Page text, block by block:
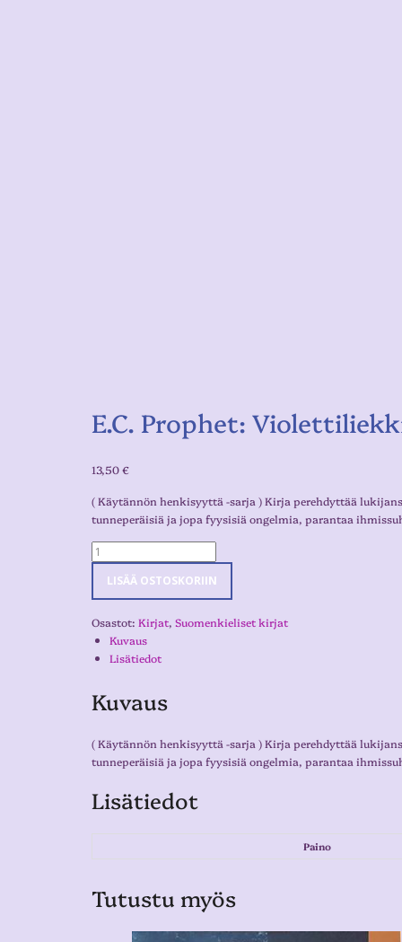
E.C. Prophet:
13,50€
( Käytännön henkisyyttä -sarja ) Kirja perehdyttää
tunneperäisiä ja jopa fyysisiä ongelmia, parantaa
LISÄÄ OSTOSKORIIN
Osastot: Kirjat, Suomenkieliset kirjat
Kuvaus
Lisätiedot
Kuvaus
( Käytännön henkisyyttä -sarja ) Kirja perehdyttää
tunneperäisiä ja jopa fyysisiä ongelmia, parantaa
Lisätiedot
Paino
Tutustu myös